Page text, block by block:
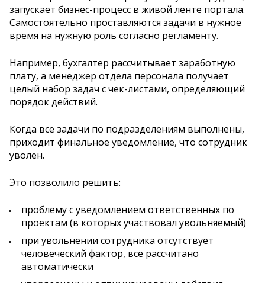
запускает бизнес-процесс в живой ленте портала.
Самостоятельно проставляются задачи в нужное
время на нужную роль согласно регламенту.
Например, бухгалтер рассчитывает заработную
плату, а менеджер отдела персонала получает
целый набор задач с чек-листами, определяющий
порядок действий.
Когда все задачи по подразделениям выполнены,
приходит финальное уведомление, что сотрудник
уволен.
Это позволило решить:
проблему с уведомлением ответственных по
проектам (в которых участвовал увольняемый)
при увольнении сотрудника отсутствует
человеческий фактор, всё рассчитано
автоматически